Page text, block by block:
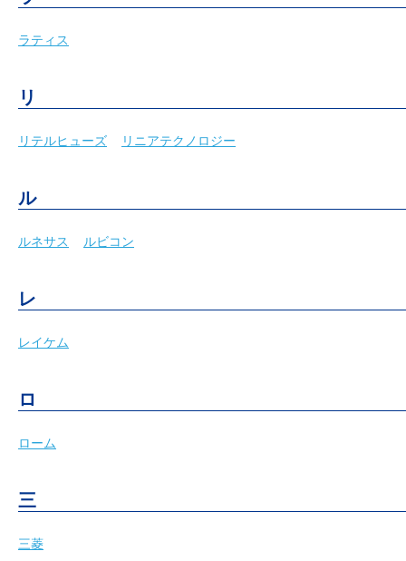
ラティス
リ
リテルヒューズ リニアテクノロジー
ル
ルネサス ルビコン
レ
レイケム
ロ
ローム
三
三菱